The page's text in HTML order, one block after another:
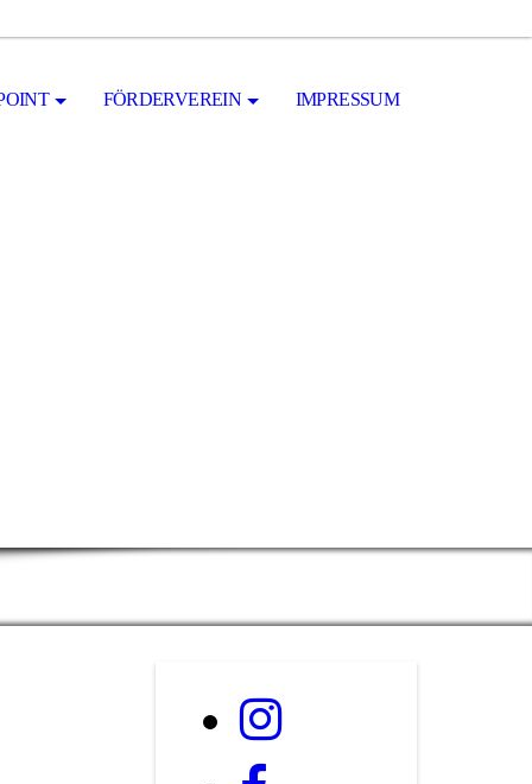
FÖRDERVEREIN IMPRESSUM